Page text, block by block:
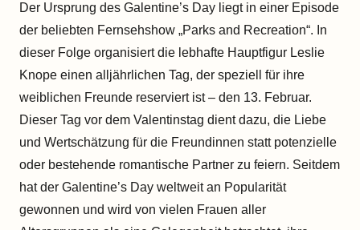
Der Ursprung des Galentine’s Day liegt in einer Episode
der beliebten Fernsehshow „Parks and Recreation“. In
dieser Folge organisiert die lebhafte Hauptfigur Leslie
Knope einen alljährlichen Tag, der speziell für ihre
weiblichen Freunde reserviert ist – den 13. Februar.
Dieser Tag vor dem Valentinstag dient dazu, die Liebe
und Wertschätzung für die Freundinnen statt potenzielle
oder bestehende romantische Partner zu feiern. Seitdem
hat der Galentine’s Day weltweit an Popularität
gewonnen und wird von vielen Frauen aller